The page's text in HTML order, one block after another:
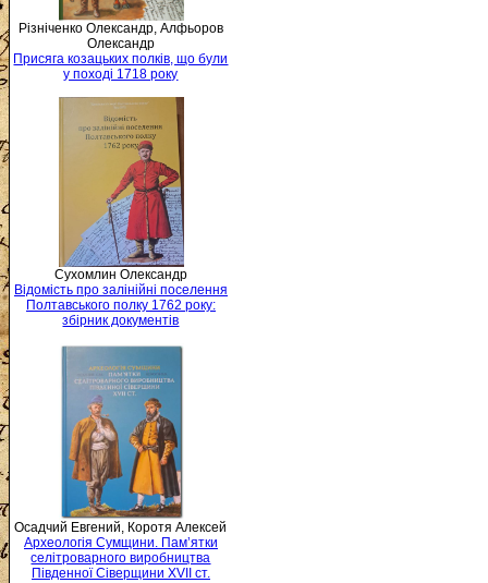
Різніченко Олександр, Алфьоров
Олександр
Присяга козацьких полків, що були
у поході 1718 року
Сухомлин Олександр
Відомість про залінійні поселення
Полтавського полку 1762 року:
збірник документів
Осадчий Евгений, Коротя Алексей
Археологія Сумщини. Пам’ятки
селітроварного виробництва
Південної Сіверщини XVII ст.